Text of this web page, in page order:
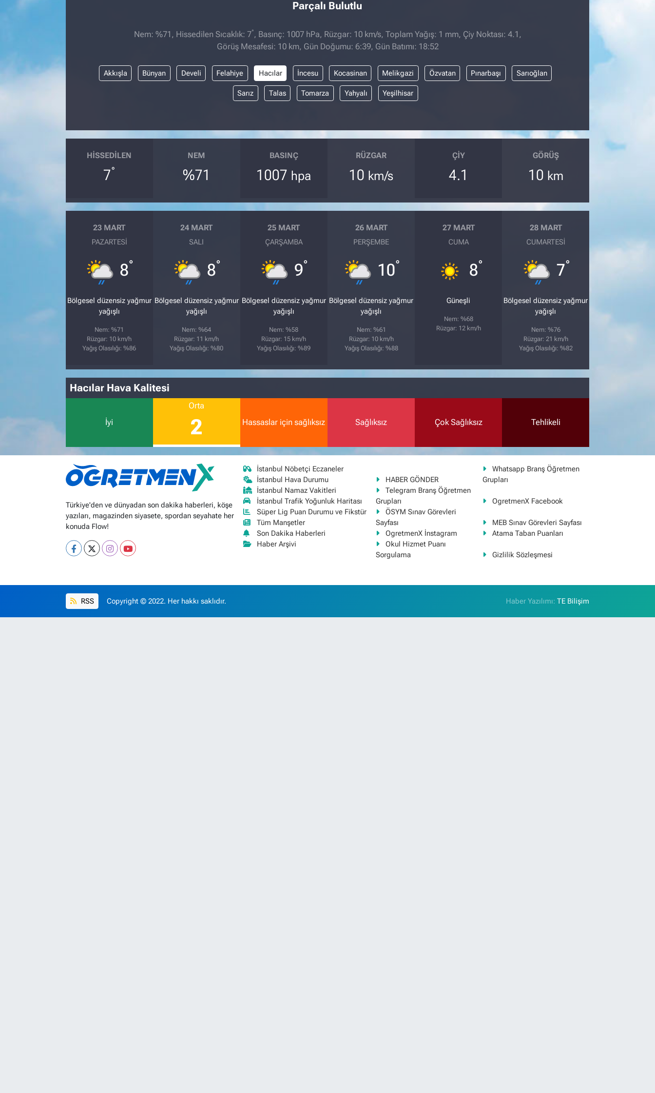
Parçalı Bulutlu
Nem: %71, Hissedilen Sıcaklık: 7°, Basınç: 1007 hPa, Rüzgar: 10 km/s, Toplam Yağış: 1 mm, Çiy Noktası: 4.1,
Görüş Mesafesi: 10 km, Gün Doğumu: 6:39, Gün Batımı: 18:52
Akkışla Bünyan Develi Felahiye Hacılar İncesu Kocasinan Melikgazi Özvatan Pınarbaşı Sarıoğlan
Sarız Talas Tomarza Yahyalı Yeşilhisar
HISSEDILEN
7°
NEM
%71
BASINÇ
1007 hpa
RÜZGAR
10 km/s
ÇIY
4.1
GÖRÜŞ
10 km
23 MART
PAZARTESI
8°
Bölgesel düzensiz yağmur
yağışlı
Nem: %71
Rüzgar: 10 km/h
Yağış Olasılığı: %86
24 MART
SALI
8°
Bölgesel düzensiz yağmur
yağışlı
Nem: %64
Rüzgar: 11 km/h
Yağış Olasılığı: %80
25 MART
ÇARŞAMBA
9°
Bölgesel düzensiz yağmur
yağışlı
Nem: %58
Rüzgar: 15 km/h
Yağış Olasılığı: %89
26 MART
PERŞEMBE
10°
Bölgesel düzensiz yağmur
yağışlı
Nem: %61
Rüzgar: 10 km/h
Yağış Olasılığı: %88
27 MART
CUMA
8°
Güneşli
Nem: %68
Rüzgar: 12 km/h
28 MART
CUMARTESI
7°
Bölgesel düzensiz yağmur
yağışlı
Nem: %76
Rüzgar: 21 km/h
Yağış Olasılığı: %82
Hacılar Hava Kalitesi
İyi
Orta
2 Hassaslar için sağlıksız Sağlıksız Çok Sağlıksız Tehlikeli
Türkiye'den ve dünyadan son dakika haberleri, köşe
yazıları, magazinden siyasete, spordan seyahate her
konuda Flow!
İstanbul Nöbetçi Eczaneler
İstanbul Hava Durumu
İstanbul Namaz Vakitleri
İstanbul Trafik Yoğunluk Haritası
Süper Lig Puan Durumu ve Fikstür
Tüm Manşetler
Son Dakika Haberleri
Haber Arşivi
HABER GÖNDER
Whatsapp Branş Öğretmen
Grupları
Telegram Branş Öğretmen
Grupları
OgretmenX Facebook
ÖSYM Sınav Görevleri
Sayfası
MEB Sınav Görevleri Sayfası
OgretmenX İnstagram
Atama Taban Puanları
Okul Hizmet Puanı
Sorgulama
Gizlilik Sözleşmesi
RSS Copyright © 2022. Her hakkı saklıdır. Haber Yazılımı:TE Bilişim